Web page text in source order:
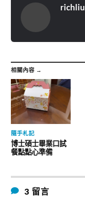
richliu
相關內容 →
隨手札記
博士碩士畢業口試
餐點點心準備
3 留言